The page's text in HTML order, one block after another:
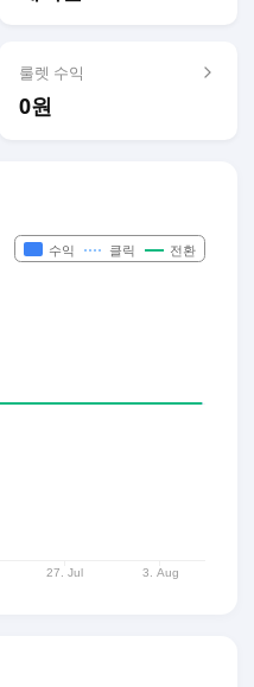
룰렛 수익
0원